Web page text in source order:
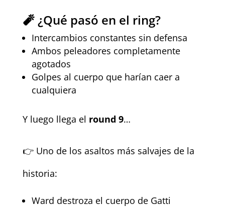
🧨 ¿Qué pasó en el ring?
Intercambios constantes sin defensa
Ambos peleadores completamente
agotados
Golpes al cuerpo que harían caer a
cualquiera
Y luego llega el round 9…
👉 Uno de los asaltos más salvajes de la
historia:
Ward destroza el cuerpo de Gatti